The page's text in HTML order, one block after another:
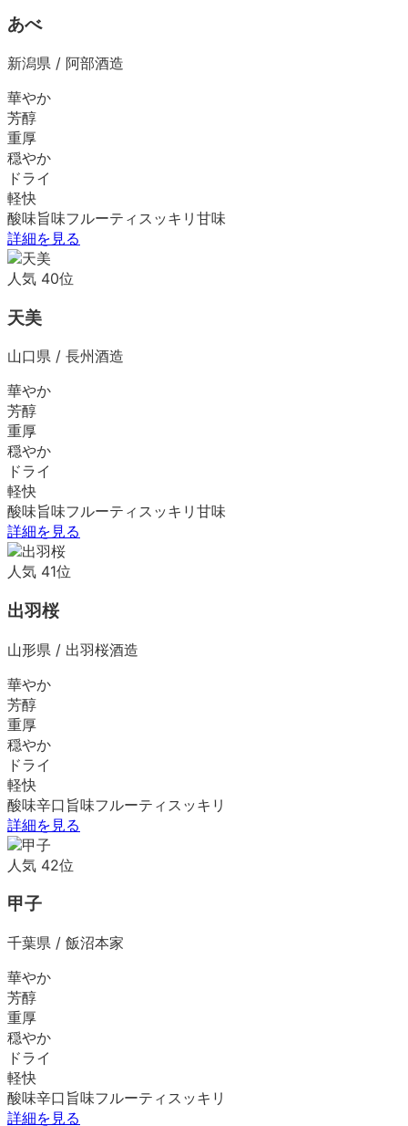
あべ
新潟県 / 阿部酒造
華やか
芳醇
重厚
穏やか
ドライ
軽快
酸味旨味フルーティ スッキリ 甘味
詳細を見る
人気 40位
天美
山口県 / 長州酒造
華やか
芳醇
重厚
穏やか
ドライ
軽快
酸味旨味フルーティ スッキリ 甘味
詳細を見る
人気 41位
出羽桜
山形県 / 出羽桜酒造
華やか
芳醇
重厚
穏やか
ドライ
軽快
酸味辛口 旨味フルーティ スッキリ
詳細を見る
人気 42位
甲子
千葉県 / 飯沼本家
華やか
芳醇
重厚
穏やか
ドライ
軽快
酸味辛口 旨味フルーティ スッキリ
詳細を見る